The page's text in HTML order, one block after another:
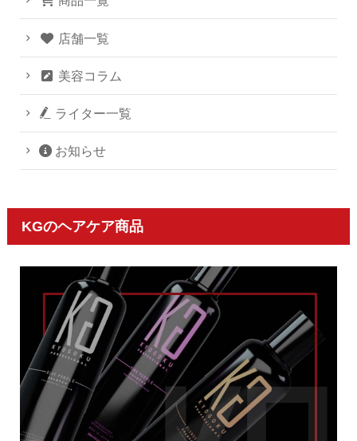
店舗一覧
美容コラム
ライター一覧
お知らせ
KGのヘアケア商品